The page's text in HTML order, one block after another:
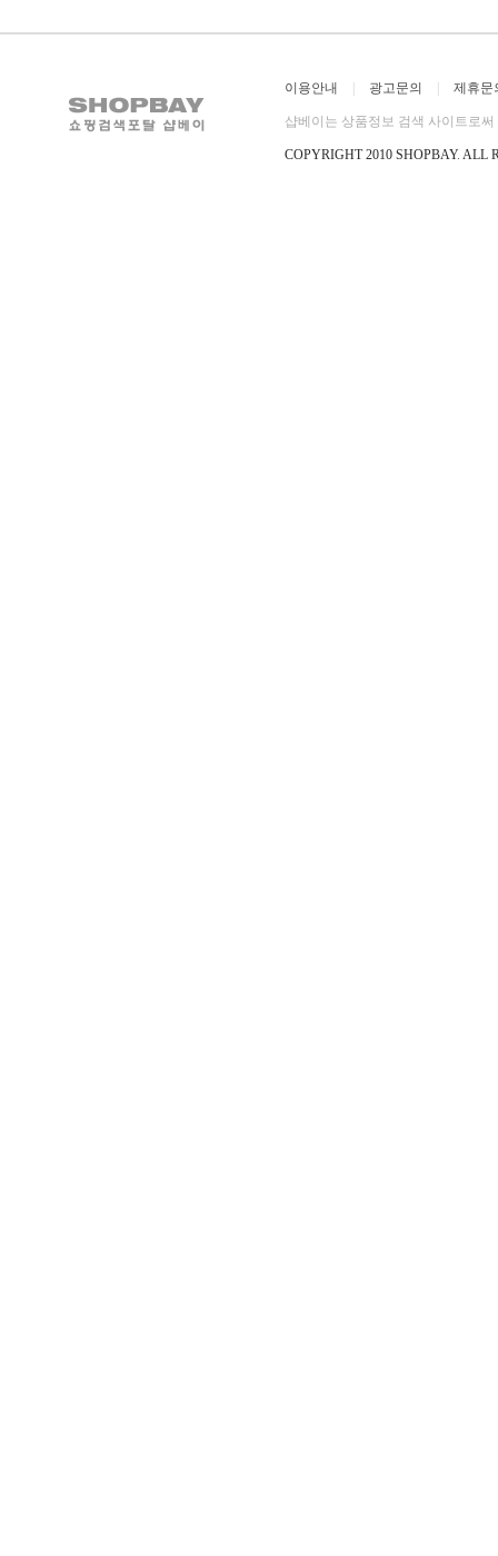
이용안내 광고문의 제휴문
샵베이는 상품정보 검색 사이트로
COPYRIGHT 2010 SHOPBAY. ALL